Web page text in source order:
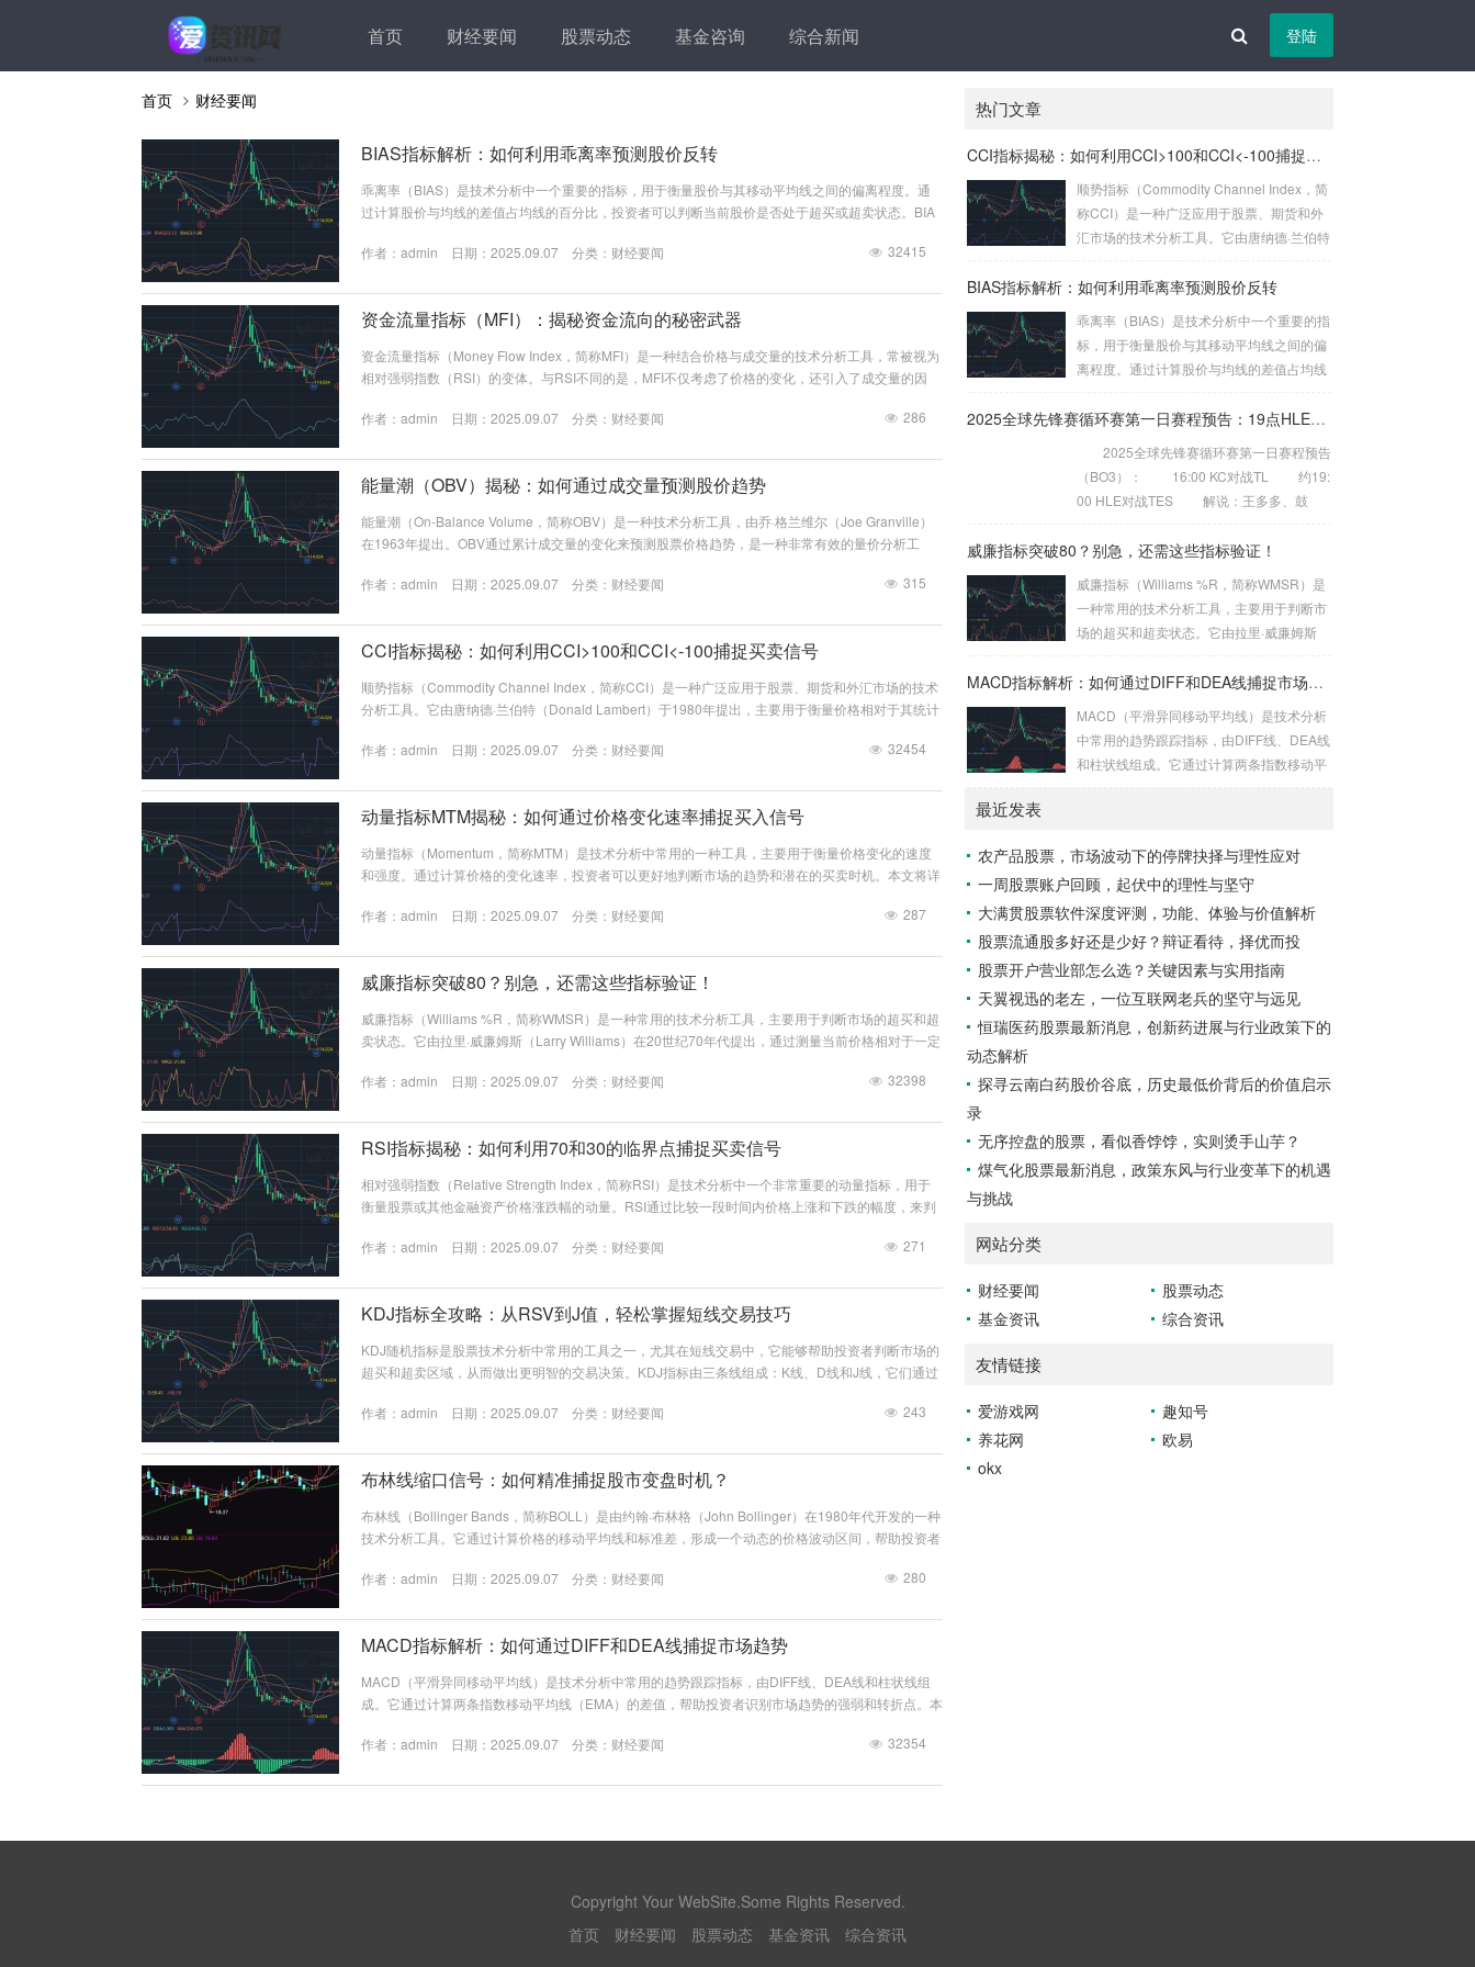
首页 财经要闻 股票动态 基金咨询 综合新闻 登陆
首页 财经要闻
BIAS指标解析：如何利用乖离率预测股价反转
乖离率（BIAS）是技术分析中一个重要的指标，用于衡量股价与其移动平均线之间的偏离程度。通
过计算股价与均线的差值占均线的百分比，投资者可以判断当前股价是否处于超买或超卖状态。BIA
认为股价处于超买状态，市场可能面临回调风险；而当BIAS值小于-10%时，则认为股价处于超卖状
作者： admin 日期：2025.09.07 分类： 财经要闻 32415
资金流量指标（MFI）：揭秘资金流向的秘密武器
资金流量指标（Money Flow Index，简称MFI）是一种结合价格与成交量的技术分析工具，常被视为
相对强弱指数（RSI）的变体。与RSI不同的是，MFI不仅考虑了价格的变化，还引入了成交量的因
进而为交易决策提供依据。 MFI的计算方法相对复杂，但其核心思想是通过价格和成交量的结合，来
作者： admin 日期：2025.09.07 分类： 财经要闻 286
能量潮（OBV）揭秘：如何通过成交量预测股价趋势
能量潮（On-Balance Volume，简称OBV）是一种技术分析工具，由乔·格兰维尔（Joe Granville）
在1963年提出。OBV通过累计成交量的变化来预测股票价格趋势，是一种非常有效的量价分析工
V的计算方法相对简单。当某一天的收盘价高于前一天的收盘价时，当天的成交量被加到前一天的OB
作者： admin 日期：2025.09.07 分类： 财经要闻 315
CCI指标揭秘：如何利用CCI>100和CCI<-100捕捉买卖信号
顺势指标（Commodity Channel Index，简称CCI）是一种广泛应用于股票、期货和外汇市场的技术
分析工具。它由唐纳德·兰伯特（Donald Lambert）于1980年提出，主要用于衡量价格相对于其统计
于超买或超卖状态。 CCI的计算公式较为复杂，但其核心逻辑是通过比较当前价格与一定周期内的平
作者： admin 日期：2025.09.07 分类： 财经要闻 32454
动量指标MTM揭秘：如何通过价格变化速率捕捉买入信号
动量指标（Momentum，简称MTM）是技术分析中常用的一种工具，主要用于衡量价格变化的速度
和强度。通过计算价格的变化速率，投资者可以更好地判断市场的趋势和潜在的买卖时机。本文将详
标（MTM）？ 动量指标是一种衡量价格变化速度的技术指标，它通过比较当前价格与过去某一时期
投资者判断市场的强弱和...
作者： admin 日期：2025.09.07 分类： 财经要闻 287
威廉指标突破80？别急，还需这些指标验证！
威廉指标（Williams %R，简称WMSR）是一种常用的技术分析工具，主要用于判断市场的超买和超
卖状态。它由拉里·威廉姆斯（Larry Williams）在20世纪70年代提出，通过测量当前价格相对于一定
利用它判断短期超买状态（80以上），以及为什么需要结合其他指标进行验证。 威廉指标的基本原
作者： admin 日期：2025.09.07 分类： 财经要闻 32398
RSI指标揭秘：如何利用70和30的临界点捕捉买卖信号
相对强弱指数（Relative Strength Index，简称RSI）是技术分析中一个非常重要的动量指标，用于
衡量股票或其他金融资产价格涨跌幅的动量。RSI通过比较一段时间内价格上涨和下跌的幅度，来判
交易决策。 RSI的计算方法 RSI的计算公式相对简单，但其背后的逻辑却非常深刻。RSI的计算基于
作者： admin 日期：2025.09.07 分类： 财经要闻 271
KDJ指标全攻略：从RSV到J值，轻松掌握短线交易技巧
KDJ随机指标是股票技术分析中常用的工具之一，尤其在短线交易中，它能够帮助投资者判断市场的
超买和超卖区域，从而做出更明智的交易决策。KDJ指标由三条线组成：K线、D线和J线，它们通过
核心组成部分——RSV（未成熟随机值）。RSV的计算公式为：RSV = (收盘价 – 最低价) / (最高价 –
作者： admin 日期：2025.09.07 分类： 财经要闻 243
布林线缩口信号：如何精准捕捉股市变盘时机？
布林线（Bollinger Bands，简称BOLL）是由约翰·布林格（John Bollinger）在1980年代开发的一种
技术分析工具。它通过计算价格的移动平均线和标准差，形成一个动态的价格波动区间，帮助投资者
2倍标准差）和下轨（中轨-2倍标准差）。本文将详细解析布林线的使用方法，尤其是如何通过中轨
作者： admin 日期：2025.09.07 分类： 财经要闻 280
MACD指标解析：如何通过DIFF和DEA线捕捉市场趋势
MACD（平滑异同移动平均线）是技术分析中常用的趋势跟踪指标，由DIFF线、DEA线和柱状线组
成。它通过计算两条指数移动平均线（EMA）的差值，帮助投资者识别市场趋势的强弱和转折点。本
计算方法 MACD由三个主要部分组成：DIFF线、DEA线和柱状线。DIFF线是短期EMA（通常为12
作者： admin 日期：2025.09.07 分类： 财经要闻 32354
热门文章
CCI指标揭秘：如何利用CCI>100和CCI<-100捕捉买卖信号
顺势指标（Commodity Channel Index，简
称CCI）是一种广泛应用于股票、期货和外
汇市场的技术分析工具。它由唐纳德·兰伯特
用于衡量价格相对于其统计平均值的偏离程
历史平均价格的差异，来判断市场是否处于
超买或超卖状态。 CCI的计算公式较为复
杂，但其核心逻辑是通过比较当前价格与一
性。具体来说，CCI的计算公式为：CCI =
(当...
BIAS指标解析：如何利用乖离率预测股价反转
乖离率（BIAS）是技术分析中一个重要的指
标，用于衡量股价与其移动平均线之间的偏
离程度。通过计算股价与均线的差值占均线
于超买或超卖状态。BIAS的计算公式为： B
× 100% 当BIAS值大于10%时，通常认为股
价处于超买状态，市场可能面临回调风险；
而当BIAS值小于-10%时，则认为股价处于
的基本原理 乖离率的核心思想是股价会围...
2025全球先锋赛循环赛第一日赛程预告：19点HLE对战TES
2025全球先锋赛循环赛第一日赛程预告
（BO3）： 16:00 KC对战TL 约19:
00 HLE对战TES 解说：王多多、鼓
威廉指标突破80？别急，还需这些指标验证！
威廉指标（Williams %R，简称WMSR）是
一种常用的技术分析工具，主要用于判断市
场的超买和超卖状态。它由拉里·威廉姆斯
通过测量当前价格相对于一定周期内最高价
本文将深入探讨威廉指标的基本原理、如何
利用它判断短期超买状态（80以上），以及
为什么需要结合其他指标进行验证。 威廉指
MACD指标解析：如何通过DIFF和DEA线捕捉市场趋势
MACD（平滑异同移动平均线）是技术分析
中常用的趋势跟踪指标，由DIFF线、DEA线
和柱状线组成。它通过计算两条指数移动平
背离信号中的应用。 MACD的构成与计算方
法 MACD由三个主要部分组成：DIFF线、D
EA线和柱状线。DIFF线是短期EMA（通常
为12日）与长期EMA（通常为26日）的差
值，反映了短期和长期趋势的差异。DEA线
则是DIFF线的9...
最近发表
农产品股票，市场波动下的停牌抉择与理性应对
一周股票账户回顾，起伏中的理性与坚守
大满贯股票软件深度评测，功能、体验与价值解析
股票流通股多好还是少好？辩证看待，择优而投
股票开户营业部怎么选？关键因素与实用指南
天翼视迅的老左，一位互联网老兵的坚守与远见
恒瑞医药股票最新消息，创新药进展与行业政策下的
动态解析
探寻云南白药股价谷底，历史最低价背后的价值启示
录
无序控盘的股票，看似香饽饽，实则烫手山芋？
煤气化股票最新消息，政策东风与行业变革下的机遇
与挑战
网站分类
财经要闻
股票动态
基金资讯
综合资讯
友情链接
爱游戏网
趣知号
养花网
欧易
okx
Copyright Your WebSite.Some Rights Reserved.
首页
财经要闻 股票动态 基金资讯 综合资讯